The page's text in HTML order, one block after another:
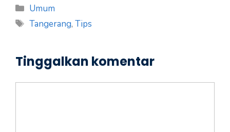
Kategori
Umum
Tag
Tangerang,Tips
Tinggalkan komentar